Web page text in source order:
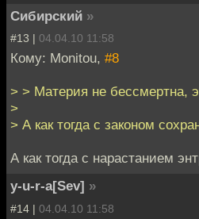
Сибирский »
#13 | 04.04.10 11:58
Кому: Monitou, #8
> > Материя не бессмертна,
>
> А как тогда с законом
А как тогда с нарастанием
y-u-r-a[Sev] »
#14 | 04.04.10 11:58